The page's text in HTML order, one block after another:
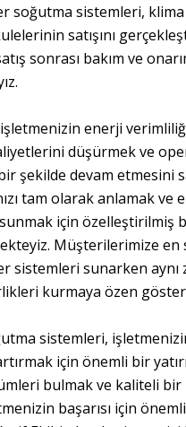
soğutma sistemleri,
satışını
sonrası bakım ve
işletmenizin enerji
düşürmek ve
şekilde devam etmesini
tam olarak anlamak ve
için özelleştirilmiş
Müşterilerimize
sistemleri sunarken aynı
kurmaya özen
sistemleri,
artırmak için önemli bir
bulmak ve kaliteli
başarısı için